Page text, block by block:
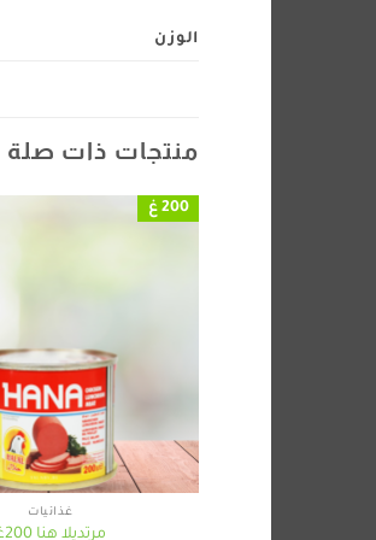
الوزن
منتجات ذات صلة
200 غ
غذائيات
مرتديلا هنا 200غ